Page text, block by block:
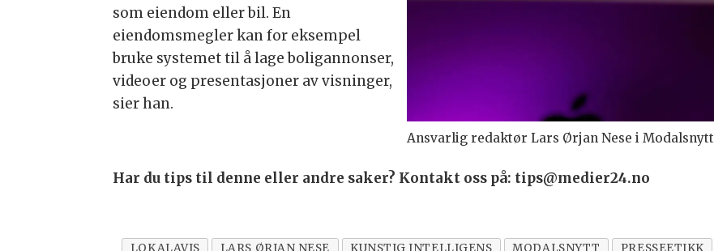
Ansvarlig redaktør Lars Ørjan Nese i Modalsnytt
som eiendom eller bil. En
eiendomsmegler kan for eksempel
bruke systemet til å lage boligannonser,
videoer og presentasjoner av visninger,
sier han.
Har du tips til denne eller andre saker? Kontakt oss på: tips@medier24.no
LOKALAVIS LARS ØRJAN NESE KUNSTIG INTELLIGENS MODALSNYTT PRESSEETIKK